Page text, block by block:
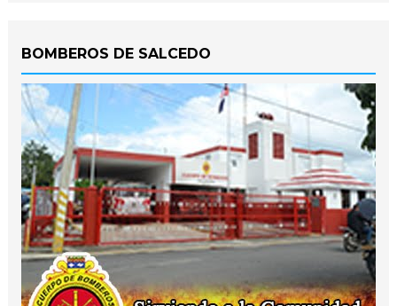
BOMBEROS DE SALCEDO